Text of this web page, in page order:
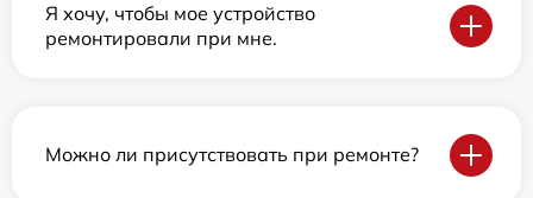
Я хочу, чтобы мое устройство
ремонтировали при мне.
Можно ли присутствовать при ремонте?